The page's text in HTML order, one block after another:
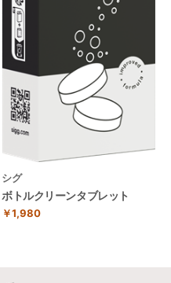
シグ
ボトルクリーンタブレット
￥1,980